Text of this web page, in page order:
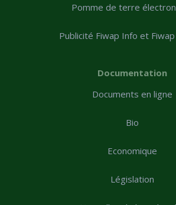
Pomme de terre
Publicité Fiwap Info et
Documentation
Documents en ligne
Bio
Economique
Législation